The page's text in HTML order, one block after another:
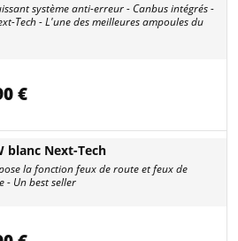
système anti-erreur - Canbus intégrés -
Tech - L'une des meilleures ampoules du
€
blanc Next-Tech
la fonction feux de route et feux de
- Un best seller